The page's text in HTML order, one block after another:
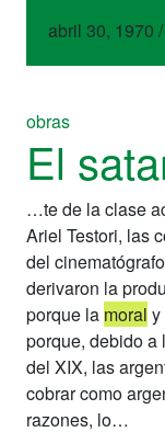
abril 30, 1970 /
obras
El
…te de la clase
Ariel Testori, las
del
derivaron la
porque la moral y
porque, debido a
del XIX, las
cobrar como
razones, lo…